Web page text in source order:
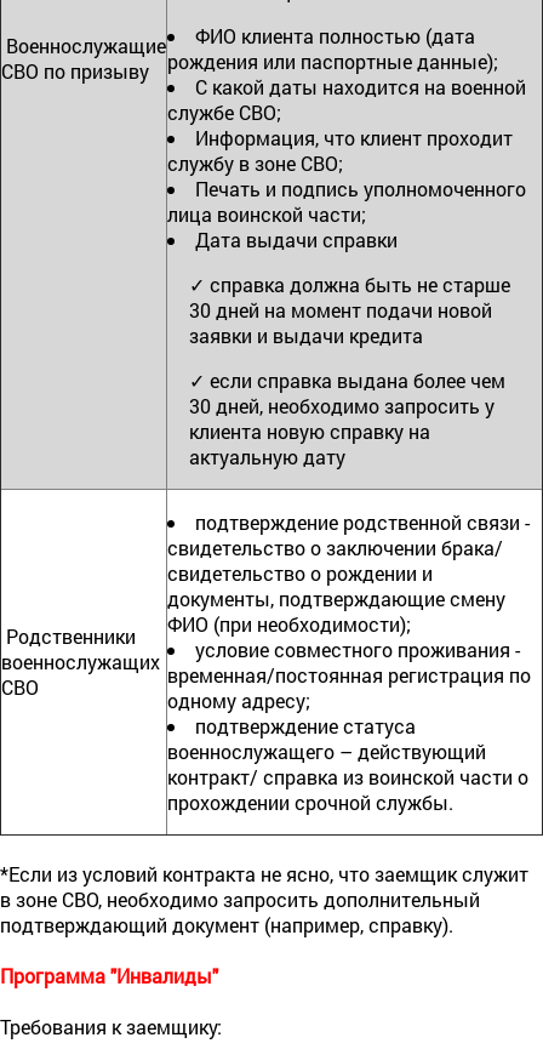
Военнослужащие
СВО по призыву
ФИО клиента полностью (дата
рождения или паспортные данные);
С какой даты находится на военной
службе СВО;
Информация, что клиент проходит
службу в зоне СВО;
Печать и подпись уполномоченного
лица воинской части;
Дата выдачи справки
✓ справка должна быть не старше
30 дней на момент подачи новой
заявки и выдачи кредита
✓ если справка выдана более чем
30 дней, необходимо запросить у
клиента новую справку на
актуальную дату
Родственники
военнослужащих
СВО
подтверждение родственной связи -
свидетельство о заключении брака/
свидетельство о рождении и
документы, подтверждающие смену
ФИО (при необходимости);
условие совместного проживания -
временная/постоянная регистрация по
одному адресу;
подтверждение статуса
военнослужащего – действующий
контракт/ справка из воинской части о
прохождении срочной службы.
*Если из условий контракта не ясно, что заемщик служит
в зоне СВО, необходимо запросить дополнительный
подтверждающий документ (например, справку).
Программа "Инвалиды"
Требования к заемщику: